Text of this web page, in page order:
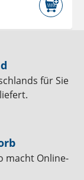
für Sie
macht Online-